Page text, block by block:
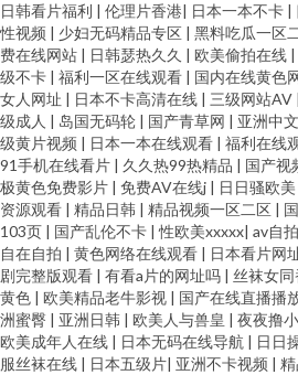
日韩看片福利 | 伦理片香港| 日本一本不卡 |
性视频 | 少妇无码精品专区 | 黑料吃瓜一区
费在线网站 | 日韩瑟热久久 | 欧美偷拍在线 |
级不卡 | 福利一区在线观看 | 国内在线黄色
女人网址 | 日本不卡高清在线 | 三级网站AV |
级成人 | 岛国无码轮 | 国产青草网 | 亚洲中
级黄片视频 | 日本一本在线观看 | 福利在线
91手机在线看片 | 久久热99热精品 | 国产视
极黄色免费影片 | 免费AV在线j | 日日骚欧美
资源观看 | 精品日韩 | 精品视频一区二区 |
103页 | 国产乱伦不卡 |性欧美xxxxx| av自
自在自拍 | 黄色网络在线观看 | 日本看片网
剧完整版观看 | 有看a片的网址吗 | 丝袜女
黄色 | 欧美精品老牛影视 | 国产在线直播播
洲蜜臀 | 亚洲日韩 | 欧美人与兽皇 | 夜夜撸
欧美成年人在线 | 日本无码在线导航 | 日日
服丝袜在线 | 日本五级片| 亚洲不卡视频 |